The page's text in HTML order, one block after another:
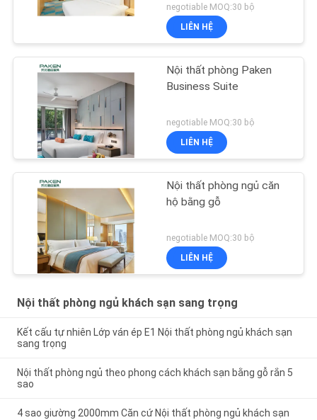
negotiable MOQ:30 bộ
LIÊN HỆ
Nội thất phòng Paken
Business Suite
negotiable MOQ:30 bộ
LIÊN HỆ
Nội thất phòng ngủ căn
hộ bằng gỗ
negotiable MOQ:30 bộ
LIÊN HỆ
Nội thất phòng ngủ khách sạn sang trọng
Kết cấu tự nhiên Lớp ván ép E1 Nội thất phòng ngủ khách sạn
sang trọng
Nội thất phòng ngủ theo phong cách khách sạn bằng gỗ rắn 5
sao
4 sao giường 2000mm Căn cứ Nội thất phòng ngủ khách sạn